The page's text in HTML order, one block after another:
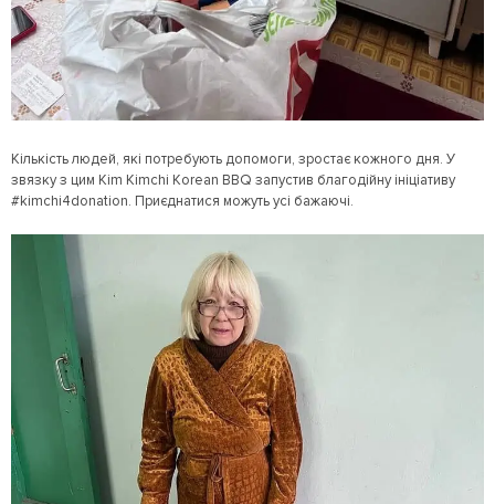
Кількість людей, які потребують допомоги, зростає кожного дня. У
звязку з цим Kim Kimchi Korean BBQ запустив благодійну ініціативу
#kimchi4donation. Приєднатися можуть усі бажаючі.